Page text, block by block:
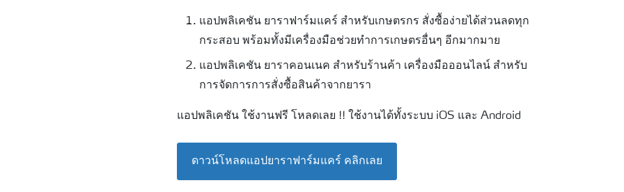
แอปพลิเคชัน ยาราฟาร์มแคร์ สำหรับเกษตรกร สั่งซื้อง่ายได้ส่วนลดทุก
กระสอบ พร้อมทั้งมีเครื่องมือช่วยทำการเกษตรอื่นๆ อีกมากมาย
แอปพลิเคชัน ยาราคอนเนค สำหรับร้านค้า เครื่องมือออนไลน์ สำหรับ
การจัดการการสั่งซื้อสินค้าจากยารา
แอปพลิเคชัน ใช้งานฟรี โหลดเลย !! ใช้งานได้ทั้งระบบ iOS และ Android
ดาวน์โหลดแอปยาราฟาร์มแคร์ คลิกเลย